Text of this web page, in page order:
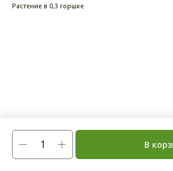
В
Растение в 0,3 горшке